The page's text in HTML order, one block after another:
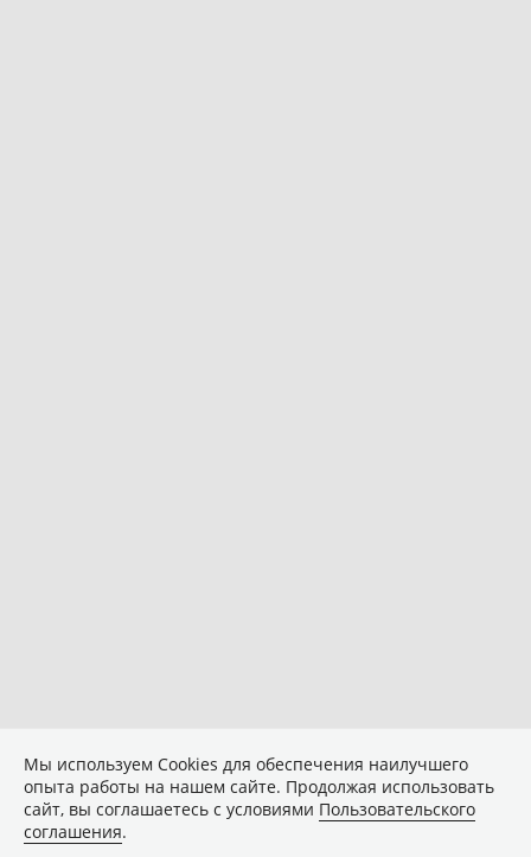
Мы используем Сookies для обеспечения наилучшего
опыта работы на нашем сайте. Продолжая использовать
сайт, вы соглашаетесь с условиями Пользовательского
соглашения.